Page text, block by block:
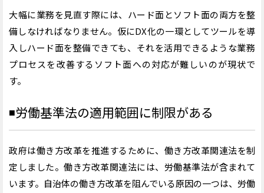
大幅に業務を見直す際には、ハード面とソフト面の両方を整
備しなければなりません。仮にDX化の一環としてツールを導
入しハード面を整備できても、それを活用できるような業務
プロセスを改善するソフト面への対応が難しいのが現状で
す。
◾️労働基準法の適用範囲に制限がある
政府は働き方改革を推進するために、働き方改革関連法を制
定しました。働き方改革関連法には、労働基準法が含まれて
います。自治体の働き方改革を阻んでいる原因の一つは、労働